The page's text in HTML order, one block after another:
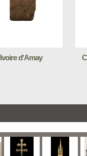
Ivoire d'Amay